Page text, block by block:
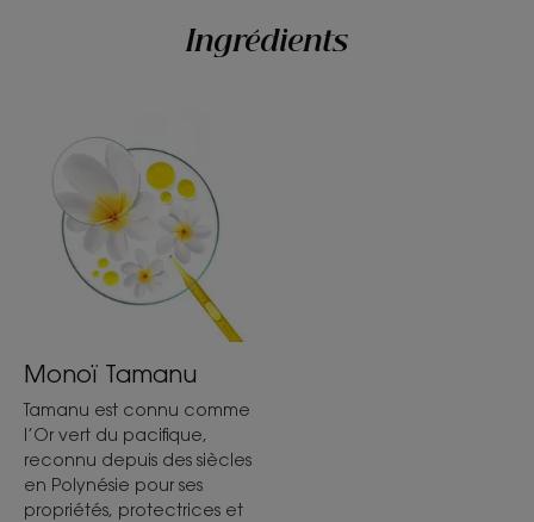
les cheveux sensibilisés par l’exposition, pour une
TEXTURE
Avantage de la texture
Texture fondante.
Senteur du contenu
Monoï
Ingrédients
Monoï Tamanu
Tamanu est connu comme
l’Or vert du pacifique,
reconnu depuis des siècles
en Polynésie pour ses
propriétés, protectrices et